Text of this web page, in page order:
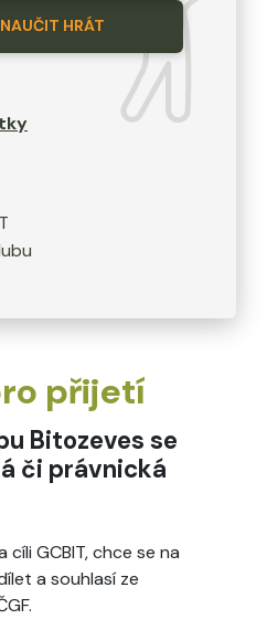
HRÁT
přijetí
Bitozeves se
či právnická
cíli GCBIT, chce se na
a souhlasí ze